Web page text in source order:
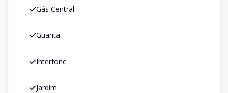
Gás Central
Guarita
Interfone
Jardim